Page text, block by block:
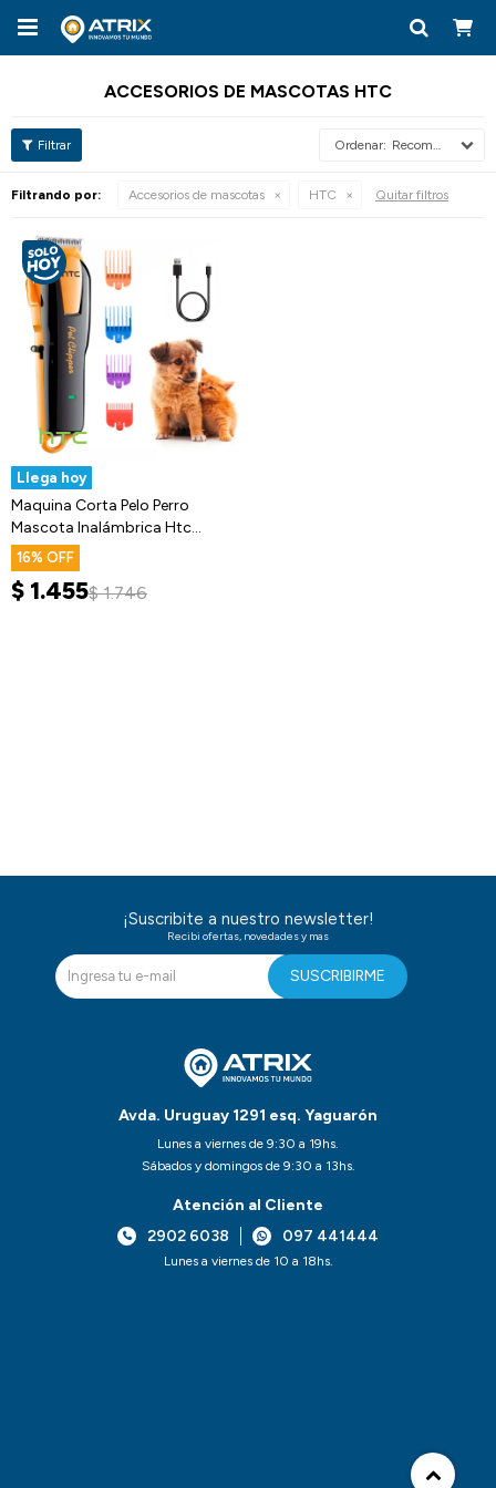

ACCESORIOS DE MASCOTAS HTC
Recomendados
Filtrando por: Accesorios de mascotas HTC Quitar filtros
Llega hoy
Maquina Corta Pelo Perro
Mascota Inalámbrica Htc
Recargable
16
$ 1.455$ 1.746
Avda. Uruguay 1291 esq. Yaguarón
Lunes a viernes de 9:30 a 19hs.
Sábados y domingos de 9:30 a 13hs.
Atención al Cliente
2902 6038
097 441444
Lunes a viernes de 10 a 18hs.
¡Suscribite a nuestro newsletter!
Recibi ofertas, novedades y mas
SUSCRIBIRME